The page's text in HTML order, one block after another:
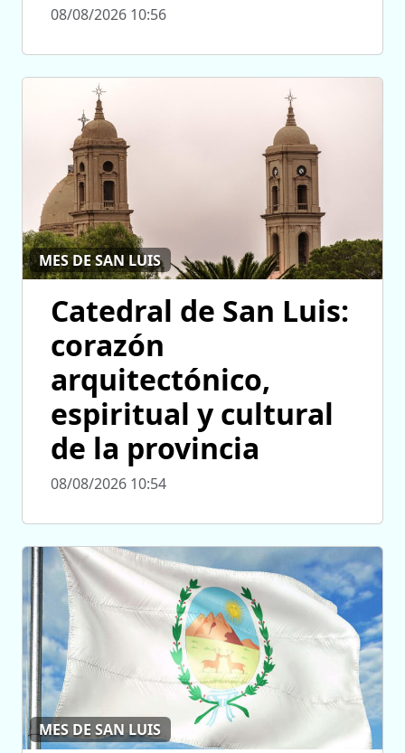
08/08/2026 10:56
MES DE SAN LUIS
Catedral de San Luis:
corazón
arquitectónico,
espiritual y cultural
de la provincia
08/08/2026 10:54
MES DE SAN LUIS